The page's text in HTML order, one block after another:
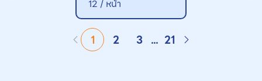
for Thai Traditional
Medicines and the
12 / หน้า
1 2 3 ... 21